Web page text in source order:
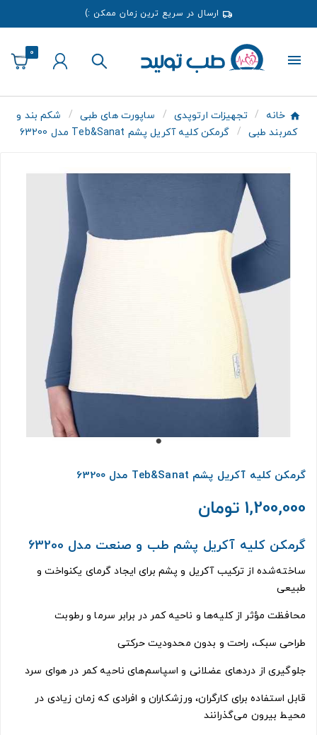
ارسال در سریع ترین زمان ممکن :)
0
خانه تجهیزات ارتوپدی ساپورت های طبی
شکم بند و
کمربند طبی
گرمکن کلیه آکریل پشم Teb&Sanat مدل 63200
گرمکن کلیه آکریل پشم Teb&Sanat مدل 63200
1,200,000 تومان
گرمکن کلیه آکریل پشم طب و صنعت مدل 63200
ساخته‌شده از ترکیب آکریل و پشم برای ایجاد گرمای یکنواخت و
طبیعی
محافظت مؤثر از کلیه‌ها و ناحیه کمر در برابر سرما و رطوبت
طراحی سبک، راحت و بدون محدودیت حرکتی
جلوگیری از دردهای عضلانی و اسپاسم‌های ناحیه کمر در هوای سرد
قابل استفاده برای کارگران، ورزشکاران و افرادی که زمان زیادی در
محیط بیرون می‌گذرانند